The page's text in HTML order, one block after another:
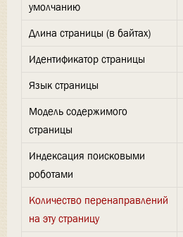
умолчанию
Длина страницы (в байтах)
Идентификатор страницы
Язык страницы
Модель содержимого
страницы
Индексация поисковыми
роботами
Количество перенаправлений
на эту страницу